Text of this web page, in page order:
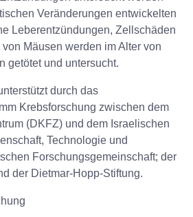
Veränderungen entwickelten
Leberentzündungen, Zellschäden
Mäusen werden im Alter von
getötet und untersucht.
durch das
Krebsforschung zwischen dem
(DKFZ) und dem Israelischen
Technologie und
Forschungsgemeinschaft; der
der Dietmar-Hopp-Stiftung.